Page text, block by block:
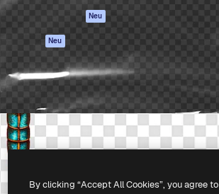
MCP für
Neu
Agenten Neu
Mobile App
Alle Magnific-Tools
Partner
Unternehmen
Alle Rechte vorbehalten.
By clicking “Accept All Cookies”, you agree